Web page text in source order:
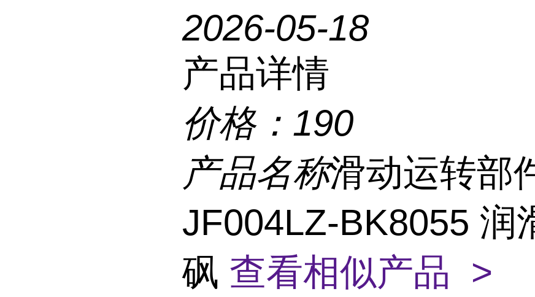
2026-05-18
产品详情
价格： 190
产品名称滑动运转部
JF004LZ-BK8055 润
砜 查看相似产品 >